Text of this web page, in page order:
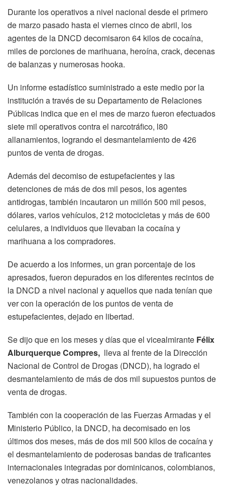
Durante los operativos a nivel nacional desde el primero
de marzo pasado hasta el viernes cinco de abril, los
agentes de la DNCD decomisaron 64 kilos de cocaína,
miles de porciones de marihuana, heroína, crack, decenas
de balanzas y numerosas hooka.
Un informe estadístico suministrado a este medio por la
institución a través de su Departamento de Relaciones
Públicas indica que en el mes de marzo fueron efectuados
siete mil operativos contra el narcotráfico, l80
allanamientos, logrando el desmantelamiento de 426
puntos de venta de drogas.
Además del decomiso de estupefacientes y las
detenciones de más de dos mil pesos, los agentes
antidrogas, también incautaron un millón 500 mil pesos,
dólares, varios vehículos, 212 motocicletas y más de 600
celulares, a individuos que llevaban la cocaína y
marihuana a los compradores.
De acuerdo a los informes, un gran porcentaje de los
apresados, fueron depurados en los diferentes recintos de
la DNCD a nivel nacional y aquellos que nada tenían que
ver con la operación de los puntos de venta de
estupefacientes, dejado en libertad.
Se dijo que en los meses y días que el vicealmirante Félix
Alburquerque Compres, lleva al frente de la Dirección
Nacional de Control de Drogas (DNCD), ha logrado el
desmantelamiento de más de dos mil supuestos puntos de
venta de drogas.
También con la cooperación de las Fuerzas Armadas y el
Ministerio Público, la DNCD, ha decomisado en los
últimos dos meses, más de dos mil 500 kilos de cocaína y
el desmantelamiento de poderosas bandas de traficantes
internacionales integradas por dominicanos, colombianos,
venezolanos y otras nacionalidades.